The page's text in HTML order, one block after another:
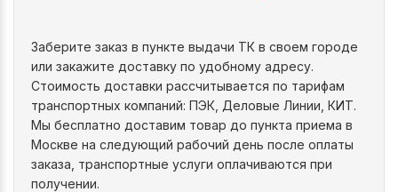
Заберите заказ в пункте выдачи ТК в своем городе
или закажите доставку по удобному адресу.
Стоимость доставки рассчитывается по тарифам
транспортных компаний: ПЭК, Деловые Линии, КИТ.
Мы бесплатно доставим товар до пункта приема в
Москве на следующий рабочий день после оплаты
заказа, транспортные услуги оплачиваются при
получении.